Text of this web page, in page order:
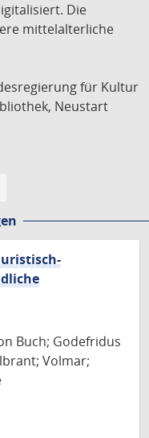
Die
mittelalterliche
für Kultur
Neustart
Buch; Godefridus
Volmar;